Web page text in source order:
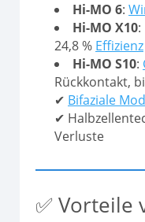
Hi-MO 6:
Hi-MO X10:
24,8 % Effizienz
Hi-MO S10:
Rückkontakt,
✔ Bifaziale
✔
Verluste
✅ Vorteile